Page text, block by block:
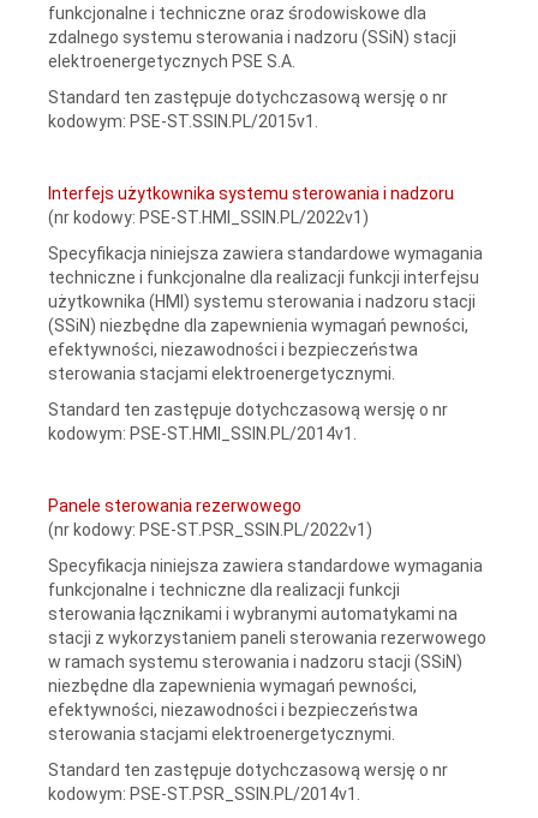
funkcjonalne i techniczne oraz środowiskowe dla
zdalnego systemu sterowania i nadzoru (SSiN) stacji
elektroenergetycznych PSE S.A.
Standard ten zastępuje dotychczasową wersję o nr
kodowym: PSE-ST.SSIN.PL/2015v1.
Interfejs użytkownika systemu sterowania i nadzoru
(nr kodowy: PSE-ST.HMI_SSIN.PL/2022v1)
Specyfikacja niniejsza zawiera standardowe wymagania
techniczne i funkcjonalne dla realizacji funkcji interfejsu
użytkownika (HMI) systemu sterowania i nadzoru stacji
(SSiN) niezbędne dla zapewnienia wymagań pewności,
efektywności, niezawodności i bezpieczeństwa
sterowania stacjami elektroenergetycznymi.
Standard ten zastępuje dotychczasową wersję o nr
kodowym: PSE-ST.HMI_SSIN.PL/2014v1.
Panele sterowania rezerwowego
(nr kodowy: PSE-ST.PSR_SSIN.PL/2022v1)
Specyfikacja niniejsza zawiera standardowe wymagania
funkcjonalne i techniczne dla realizacji funkcji
sterowania łącznikami i wybranymi automatykami na
stacji z wykorzystaniem paneli sterowania rezerwowego
w ramach systemu sterowania i nadzoru stacji (SSiN)
niezbędne dla zapewnienia wymagań pewności,
efektywności, niezawodności i bezpieczeństwa
sterowania stacjami elektroenergetycznymi.
Standard ten zastępuje dotychczasową wersję o nr
kodowym: PSE-ST.PSR_SSIN.PL/2014v1.